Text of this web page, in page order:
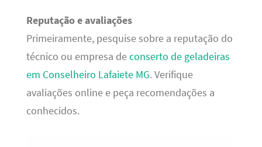
Reputação e avaliações
Primeiramente, pesquise sobre a reputação do
técnico ou empresa deconserto de geladeiras
em Conselheiro Lafaiete MG. Verifique
avaliações online e peça recomendações a
conhecidos.